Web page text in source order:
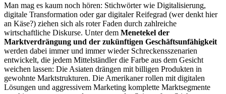
Man mag es kaum noch hören: Stichwörter wie Digitalisierung,
digitale Transformation oder gar digitaler Reifegrad (wer denkt hier
an Käse?) ziehen sich als roter Faden durch zahlreiche
wirtschaftliche Diskurse. Unter dem Menetekel der
Marktverdrängung und der zukünftigen Geschäftsunfähigkeit
werden dabei immer und immer wieder Schreckensszenarien
entwickelt, die jedem Mittelständler die Farbe aus dem Gesicht
weichen lassen: Die Asiaten drängen mit billigen Produkten in
gewohnte Marktstrukturen. Die Amerikaner rollen mit digitalen
Lösungen und aggressivem Marketing komplette Marktsegmente